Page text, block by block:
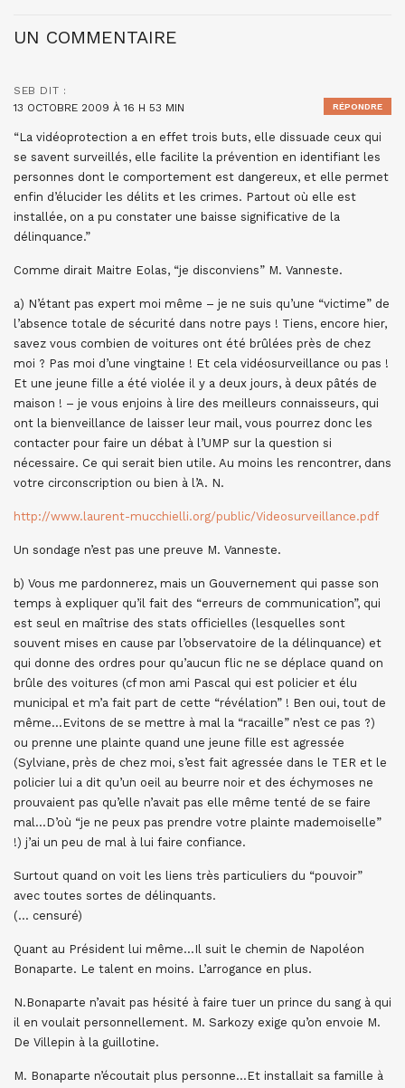
UN COMMENTAIRE
SEB DIT :
13 OCTOBRE 2009 À 16 H 53 MIN
“La vidéoprotection a en effet trois buts, elle dissuade ceux qui
se savent surveillés, elle facilite la prévention en identifiant les
personnes dont le comportement est dangereux, et elle permet
enfin d’élucider les délits et les crimes. Partout où elle est
installée, on a pu constater une baisse significative de la
délinquance.”
Comme dirait Maitre Eolas, “je disconviens” M. Vanneste.
a) N’étant pas expert moi même – je ne suis qu’une “victime” de
l’absence totale de sécurité dans notre pays ! Tiens, encore hier,
savez vous combien de voitures ont été brûlées près de chez
moi ? Pas moi d’une vingtaine ! Et cela vidéosurveillance ou pas !
Et une jeune fille a été violée il y a deux jours, à deux pâtés de
maison ! – je vous enjoins à lire des meilleurs connaisseurs, qui
ont la bienveillance de laisser leur mail, vous pourrez donc les
contacter pour faire un débat à l’UMP sur la question si
nécessaire. Ce qui serait bien utile. Au moins les rencontrer, dans
votre circonscription ou bien à l’A. N.
http://www.laurent-mucchielli.org/public/Videosurveillance.pdf
Un sondage n’est pas une preuve M. Vanneste.
b) Vous me pardonnerez, mais un Gouvernement qui passe son
temps à expliquer qu’il fait des “erreurs de communication”, qui
est seul en maîtrise des stats officielles (lesquelles sont
souvent mises en cause par l’observatoire de la délinquance) et
qui donne des ordres pour qu’aucun flic ne se déplace quand on
brûle des voitures (cf mon ami Pascal qui est policier et élu
municipal et m’a fait part de cette “révélation” ! Ben oui, tout de
même…Evitons de se mettre à mal la “racaille” n’est ce pas ?)
ou prenne une plainte quand une jeune fille est agressée
(Sylviane, près de chez moi, s’est fait agressée dans le TER et le
policier lui a dit qu’un oeil au beurre noir et des échymoses ne
prouvaient pas qu’elle n’avait pas elle même tenté de se faire
mal…D’où “je ne peux pas prendre votre plainte mademoiselle”
!) j’ai un peu de mal à lui faire confiance.
Surtout quand on voit les liens très particuliers du “pouvoir”
avec toutes sortes de délinquants.
(… censuré)
Quant au Président lui même…Il suit le chemin de Napoléon
Bonaparte. Le talent en moins. L’arrogance en plus.
N.Bonaparte n’avait pas hésité à faire tuer un prince du sang à qui
il en voulait personnellement. M. Sarkozy exige qu’on envoie M.
De Villepin à la guillotine.
M. Bonaparte n’écoutait plus personne…Et installait sa famille à
RÉPONDRE